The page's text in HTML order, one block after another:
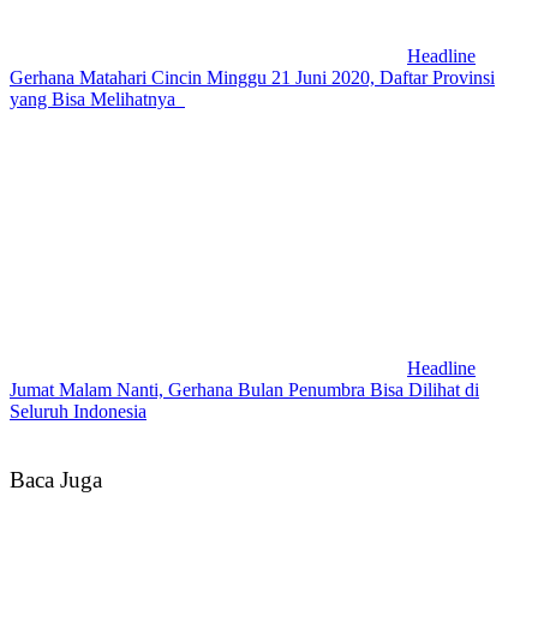
Headline
Gerhana Matahari Cincin Minggu 21 Juni 2020, Daftar Provinsi
yang Bisa Melihatnya
Headline
Jumat Malam Nanti, Gerhana Bulan Penumbra Bisa Dilihat di
Seluruh Indonesia
Baca Juga